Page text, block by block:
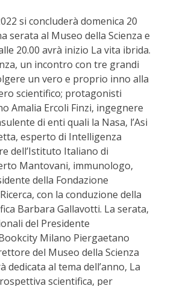
si concluderà domenica 20
serata al Museo della Scienza e
20.00 avrà inizio La vita ibrida.
un incontro con tre grandi
un vero e proprio inno alla
scientifico; protagonisti
Amalia Ercoli Finzi, ingegnere
di enti quali la Nasa, l’Asi
esperto di Intelligenza
dell’Istituto Italiano di
Mantovani, immunologo,
della Fondazione
con la conduzione della
Barbara Gallavotti. La serata,
del Presidente
Milano Piergaetano
del Museo della Scienza
dedicata al tema dell’anno, La
scientifica, per